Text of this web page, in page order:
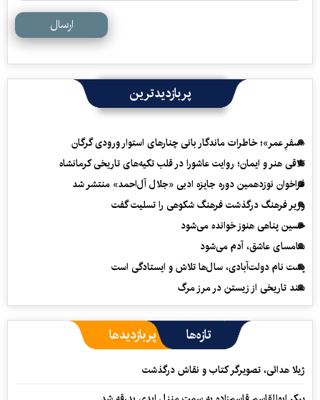
ارسال
پربازدیدترین
«سفرِ عمر»؛ خاطرات ماندگار بانی چنارهای استوار ورودی گرگان
تلاقی هنر و ایمان؛ روایت عاشورا در قلب تکیه‌های تاریخی کرمانشاه
فراخوان نوزدهمین دوره جایزه ادبی «جلال آل‌احمد» منتشر شد
وزیر فرهنگ درگذشت فرهنگ شکوهی را تسلیت گفت
حسین پناهی هنوز خوانده می‌شود
سامسای عاشق، آدم می‌شود
پشت نام دولت‌آبادی، سال‌ها تلاش و ایستادگی است
سند تاریخی از زیستن در مرز مرگ
تازه‌ها پربازدیدها
ژیلا هدائی، تصویرگر کتاب و نقاش درگذشت